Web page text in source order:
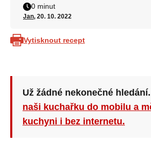
0 minut
Jan, 20. 10. 2022
Vytisknout recept
Už žádné nekonečné hledání.
naši kuchařku do mobilu a
kuchyni i bez internetu.